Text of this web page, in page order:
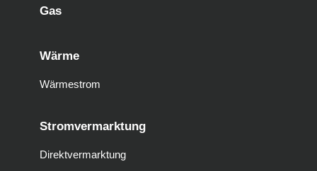
Gas
Wärme
Wärmestrom
Stromvermarktung
Direktvermarktung